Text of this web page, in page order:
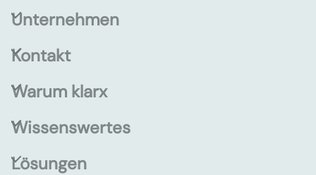
Unternehmen
Kontakt
Warum klarx
Wissenswertes
Lösungen